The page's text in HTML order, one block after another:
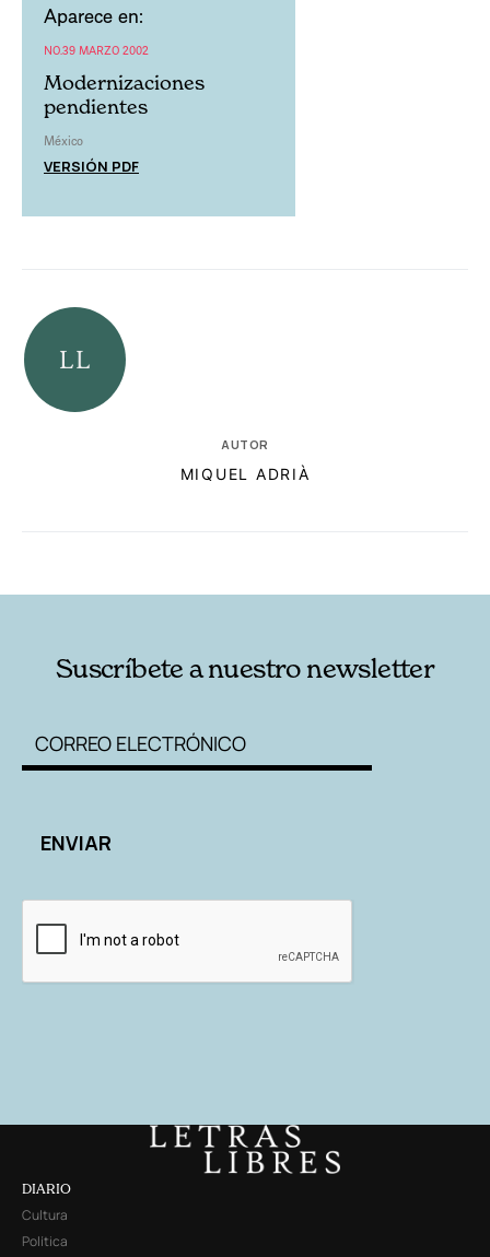
Aparece en:
NO.39 MARZO 2002
Modernizaciones
pendientes
México
VERSIÓN PDF
AUTOR
MIQUEL ADRIÀ
Suscríbete a nuestro newsletter
DIARIO
Cultura
Política